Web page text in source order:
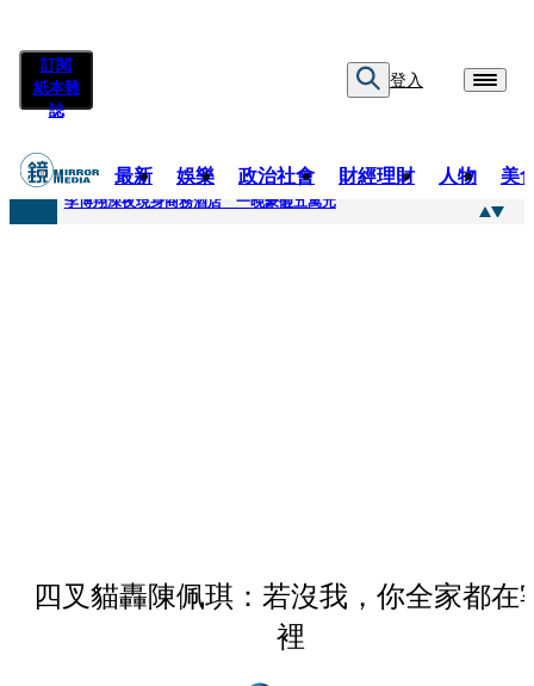
訂閱
紙本雜
誌
登入
最新 娛樂 政治社會 財經理財 人物 美
快訊
李博翔深夜現身商務酒店 一晚豪砸五萬元
四叉貓轟陳佩琪：若沒我，你全家都在
裡